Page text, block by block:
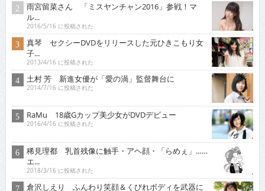
雨宮留菜さん 「ミスヤンチャン2016」参戦！マ
ル...
2016/5/16 に投稿された
真琴 セクシーDVDをリリースした元ひきこもり女
子...
2013/4/16 に投稿された
土村 芳 新進女優が「愛の渦」監督舞台に
2014/7/16 に投稿された
RaMu 18歳Gカップ美少女がDVDデビュー
2016/4/16 に投稿された
稀見理都 乳首残像に触手・アヘ顔・「らめぇ」……
エ...
2018/3/16 に投稿された
倉沢しえり ふんわり笑顔＆くびれボディを武器に